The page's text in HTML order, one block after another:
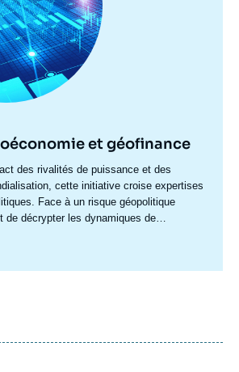
et géofinance
des rivalités de puissance et des
cette initiative croise expertises
Face à un risque géopolitique
de décrypter les dynamiques de
industrielles ou préoccupations de
le système monétaire mondial.
de plusieurs acteurs-clés : fonds
centrales, plateformes numériques,